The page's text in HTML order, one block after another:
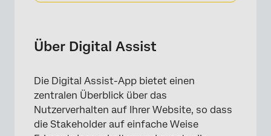
Über Digital Assist
Die Digital Assist-App bietet einen
zentralen Überblick über das
Nutzerverhalten auf Ihrer Website, so dass
die Stakeholder auf einfache Weise